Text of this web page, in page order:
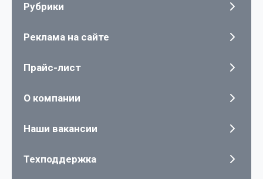
Рубрики
Реклама на сайте
Прайс-лист
О компании
Наши вакансии
Техподдержка